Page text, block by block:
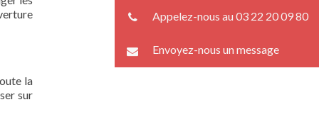
la
sur
Appelez-nous au 03 22 20 09 80
Envoyez-nous un message